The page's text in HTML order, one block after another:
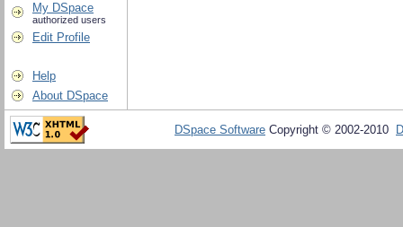
My DSpace
authorized users
Edit Profile
Help
About DSpace
DSpace Software Copyright © 2002-2010